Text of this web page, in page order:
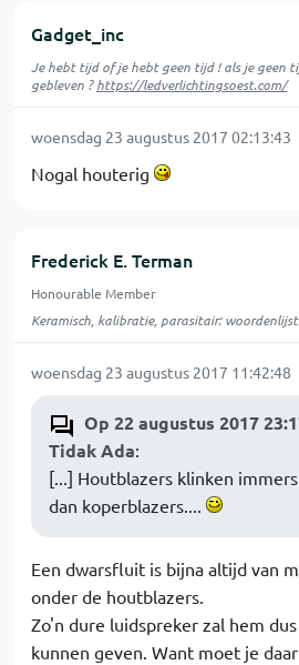
Gadget_inc
Je hebt tijd of je hebt geen tijd ! als je geen
gebleven ?https://ledverlichtingsoest.com/
woensdag 23 augustus 2017 02:13:43
Nogal houterig
Frederick E. Terman
Honourable Member
Keramisch, kalibratie, parasitair:
woensdag 23 augustus 2017 11:42:48
Op 22 augustus 2017
Tidak Ada:
[...] Houtblazers klinken
dan koperblazers....
Een dwarsfluit is bijna altijd van
onder de houtblazers.
Zo'n dure luidspreker zal hem
kunnen geven. Want moet je